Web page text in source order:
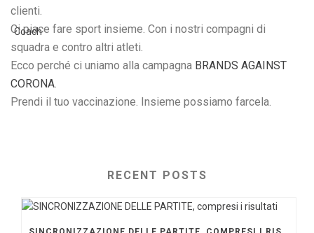
clienti.
Ci piace fare sport insieme. Con i nostri compagni di
squadra e contro altri atleti.
Ecco perché ci uniamo alla campagna BRANDS AGAINST
CORONA
Prendi il tuo vaccinazione. Insieme possiamo farcela.
RECENT POSTS